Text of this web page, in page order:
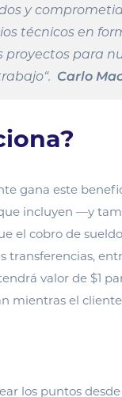
y
técnicos en
proyectos para
“. Carlo
gana este
incluyen —y
el cobro de
transferencias,
valor de $1
mientras el
los puntos